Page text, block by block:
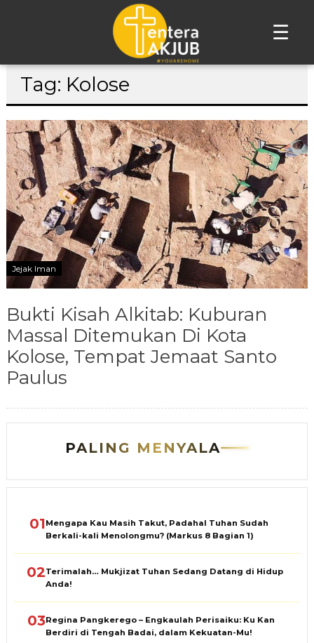
☰
Lompat
Tag: Kolose
Jejak Iman
Bukti Kisah Alkitab: Kuburan
Massal Ditemukan Di Kota
Kolose, Tempat Jemaat Santo
Paulus
PALING MENYALA
01Mengapa Kau Masih Takut, Padahal Tuhan Sudah
Berkali-kali Menolongmu? (Markus 8 Bagian 1)
02Terimalah… Mukjizat Tuhan Sedang Datang di Hidup
Anda!
03Regina Pangkerego – Engkaulah Perisaiku: Ku Kan
Berdiri di Tengah Badai, dalam Kekuatan-Mu!